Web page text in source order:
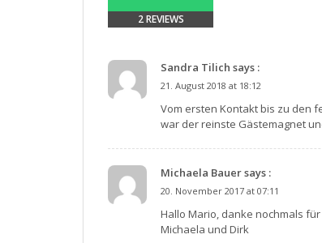
2 REVIEWS
Sandra Tilich says :
21. August 2018 at 18:12
Vom ersten Kontakt bis zu den
war der reinste Gästemagnet
Michaela Bauer says :
20. November 2017 at 07:11
Hallo Mario, danke nochmals
Michaela und Dirk